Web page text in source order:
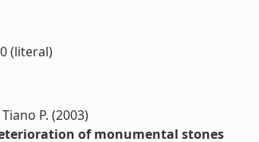
(literal)
P. (2003)
of monumental stones